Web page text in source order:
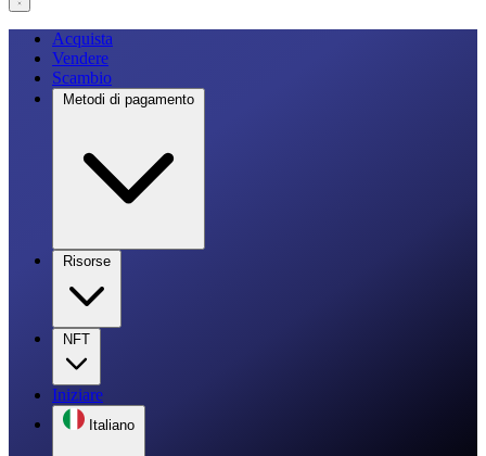
Acquista
Vendere
Scambio
Metodi di pagamento
Risorse
NFT
Iniziare
Italiano